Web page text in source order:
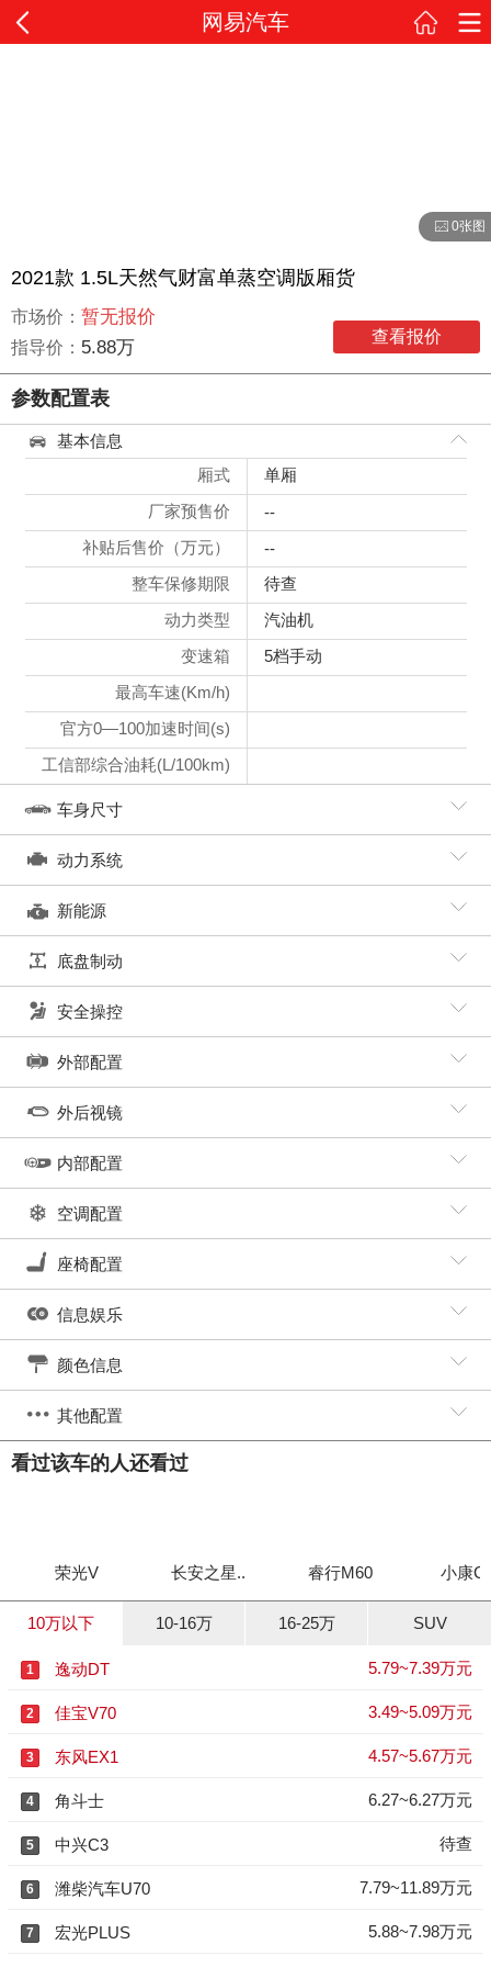
网易汽车
0张图
2021款 1.5L天然气财富单蒸空调版厢货
市场价： 暂无报价
指导价： 5.88万
查看报价
参数配置表
基本信息
厢式
单厢
厂家预售价
--
补贴后售价（万元）
--
整车保修期限
待查
动力类型
汽油机
变速箱
5档手动
最高车速(Km/h)
官方0—100加速时间(s)
工信部综合油耗(L/100km)
车身尺寸
动力系统
新能源
底盘制动
安全操控
外部配置
外后视镜
内部配置
空调配置
座椅配置
信息娱乐
颜色信息
其他配置
看过该车的人还看过
荣光V 长安之星.. 睿行M60 小康
10万以下 10-16万 16-25万 SUV
1 逸动DT 5.79~7.39万元
2 佳宝V70 3.49~5.09万元
3 东风EX1 4.57~5.67万元
4 角斗士 6.27~6.27万元
5 中兴C3 待查
6 潍柴汽车U70 7.79~11.89万元
7 宏光PLUS 5.88~7.98万元